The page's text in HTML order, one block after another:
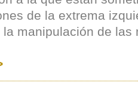
de la extrema
manipulación de las